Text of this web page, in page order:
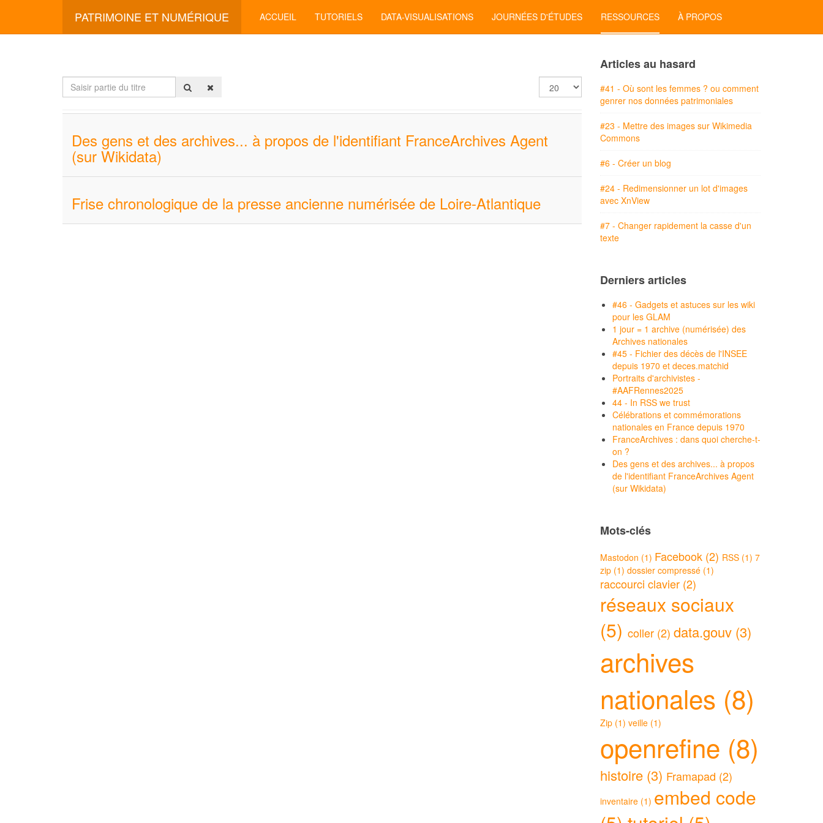
PATRIMOINE ET NUMÉRIQUE ACCUEIL TUTORIELS DATA-VISUALISATIONS JOURNÉES D'ÉTUDES RESSOURCES À PROPOS
Saisir
partie
Afficher
#
Des gens et des archives... à propos de l'identifiant FranceArchives Agent
(sur Wikidata)
Frise chronologique de la presse ancienne numérisée de Loire-Atlantique
Articles au hasard
#41 - Où sont les femmes ? ou comment
genrer nos données patrimoniales
#23 - Mettre des images sur Wikimedia
Commons
#6 - Créer un blog
#24 - Redimensionner un lot d'images
avec XnView
#7 - Changer rapidement la casse d'un
texte
Derniers articles
#46 - Gadgets et astuces sur les wiki
pour les GLAM
1 jour = 1 archive (numérisée) des
Archives nationales
#45 - Fichier des décès de l'INSEE
depuis 1970 et deces.matchid
Portraits d'archivistes -
#AAFRennes2025
44 - In RSS we trust
Célébrations et commémorations
nationales en France depuis 1970
FranceArchives : dans quoi cherche-t-
on ?
Des gens et des archives... à propos
de l'identifiant FranceArchives Agent
(sur Wikidata)
Mots-clés
Mastodon (1) Facebook (2) RSS (1) 7
zip (1) dossier compressé (1)
raccourci clavier (2)
réseaux sociaux
(5) coller (2) data.gouv (3)
archives
nationales (8)
Zip (1) veille (1)
openrefine (8)
histoire (3) Framapad (2)
inventaire (1) embed code